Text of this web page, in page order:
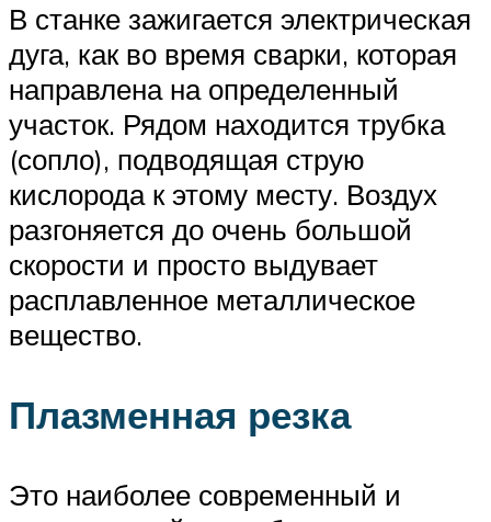
В станке зажигается электрическая
дуга, как во время сварки, которая
направлена на определенный
участок. Рядом находится трубка
(сопло), подводящая струю
кислорода к этому месту. Воздух
разгоняется до очень большой
скорости и просто выдувает
расплавленное металлическое
вещество.
Плазменная резка
Это наиболее современный и